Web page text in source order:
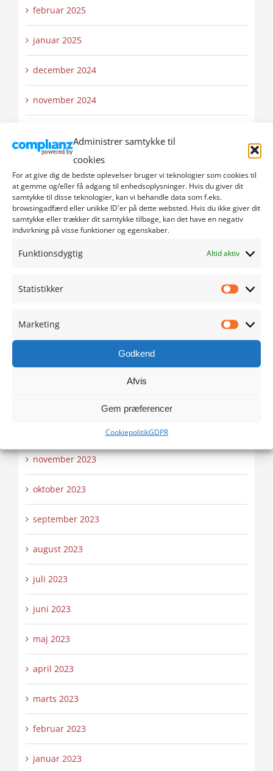
Administrer samtykke til
cookies
For at give dig de bedste oplevelser bruger vi teknologier som cookies til
at gemme og/eller få adgang til enhedsoplysninger. Hvis du giver dit
samtykke til disse teknologier, kan vi behandle data som f.eks.
browsingadfærd eller unikke ID'er på dette websted. Hvis du ikke giver dit
samtykke eller trækker dit samtykke tilbage, kan det have en negativ
indvirkning på visse funktioner og egenskaber.
Funktionsdygtig Altid aktiv
Statistikker
Marketing
Godkend
Afvis
Gem præferencer
CookiepolitikGDPR
februar 2025
januar 2025
december 2024
november 2024
september 2024
august 2024
juli 2024
juni 2024
marts 2024
februar 2024
november 2023
oktober 2023
september 2023
august 2023
juli 2023
juni 2023
maj 2023
april 2023
marts 2023
februar 2023
januar 2023